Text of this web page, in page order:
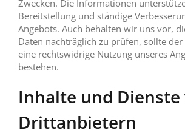
Zwecken. Die Informationen
Bereitstellung und ständige
Angebots. Auch behalten wir uns vor,
Daten nachträglich zu prüfen, sollte
eine rechtswidrige Nutzung unseres
bestehen.
Inhalte und Dienste
Drittanbietern